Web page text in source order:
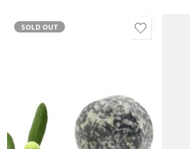
SOLD OUT